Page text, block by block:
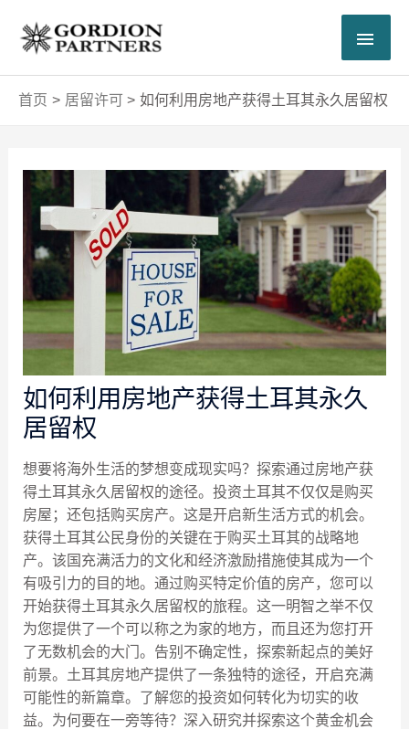
容
主
菜
单
首页 居留许可 如何利用房地产获得土耳其永久居留权
如何利用房地产获得土耳其永久
居留权
想要将海外生活的梦想变成现实吗？探索通过房地产获
得土耳其永久居留权的途径。投资土耳其不仅仅是购买
房屋；还包括购买房产。这是开启新生活方式的机会。
获得土耳其公民身份的关键在于购买土耳其的战略地
产。该国充满活力的文化和经济激励措施使其成为一个
有吸引力的目的地。通过购买特定价值的房产，您可以
开始获得土耳其永久居留权的旅程。这一明智之举不仅
为您提供了一个可以称之为家的地方，而且还为您打开
了无数机会的大门。告别不确定性，探索新起点的美好
前景。土耳其房地产提供了一条独特的途径，开启充满
可能性的新篇章。了解您的投资如何转化为切实的收
益。为何要在一旁等待？深入研究并探索这个黄金机会